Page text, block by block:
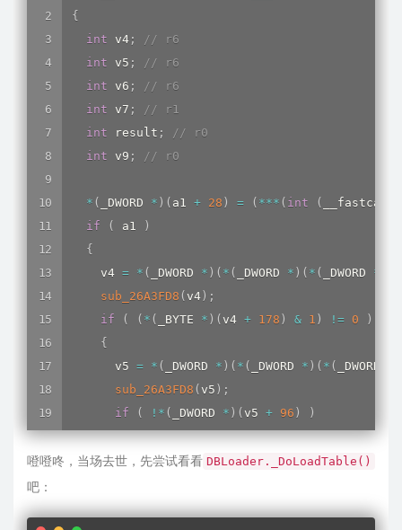
}
{
int v4 ;
// r6
int v5 ;
// r6
int v6 ;
// r6
int v7 ;
// r1
int result ;
// r0
int v9 ; // r0
* ( _DWORD * ) ( a1 + 28 ) = ( *** ( int (
__fastcall
if
( a1
)
{
    v4
= * ( _DWORD * ) ( * ( _DWORD * ) ( * ( _DWORD *
sub_26A3FD8 ( v4 ) ;
if
( ( * ( _BYTE * ) ( v4 + 178 ) & 1 ) != 0
)
{
      v5
= * ( _DWORD * ) ( * ( _DWORD * ) ( * ( _DWORD
sub_26A3FD8 ( v5 ) ;
if
( ! * ( _DWORD * ) ( v5 + 96 )
)
{
        v6
= *(_DWORD *)(* ( _DWORD *)(*(_DWORD
il2cpp_runtime_class_init_0(v6, v7
噔噔咚，当场去世，先尝试看看 DBLoader._DoLoadTable()
吧：